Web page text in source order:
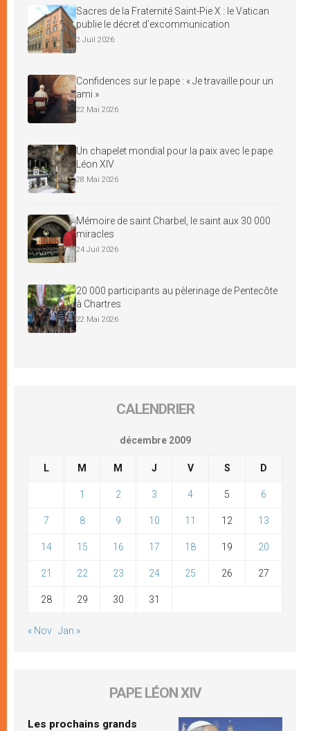
Sacres de la Fraternité Saint-Pie X : le Vatican
publie le décret d’excommunication
2 Juil 2026
Confidences sur le pape : « Je travaille pour un
ami »
22 Mai 2026
Un chapelet mondial pour la paix avec le pape
Léon XIV
28 Mai 2026
Mémoire de saint Charbel, le saint aux 30 000
miracles
24 Juil 2026
20 000 participants au pèlerinage de Pentecôte
à Chartres
22 Mai 2026
CALENDRIER
décembre 2009
L M M J V S D
1 2 3 4 5 6
7 8 9 10 11 12 13
14 15 16 17 18 19 20
21 22 23 24 25 26 27
28 29 30 31
« Nov Jan »
PAPE LÉON XIV
Les prochains grands